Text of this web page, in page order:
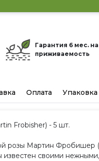
Гарантия 6 мес. на
приживаемость
Оплата Упаковка
Frobisher) - 5 шт.
розы Мартин Фробишер
известен своими